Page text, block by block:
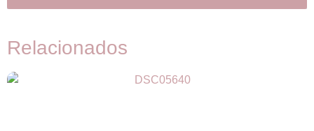
Relacionados